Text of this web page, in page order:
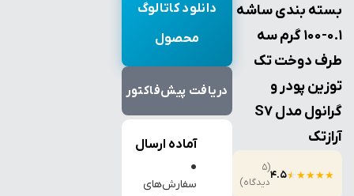
بسته بندی ساشه
0.1-100 گرم سه
طرف دوخت تک
توزین پودر و
گرانول مدل S7
آرازتک
★
★
★
★
★
4.5
(5
دیدگاه)
آماده ارسال
●
سفارش‌های
دانلود کاتالوگ
محصول
دریافت پیش‌فاکتور